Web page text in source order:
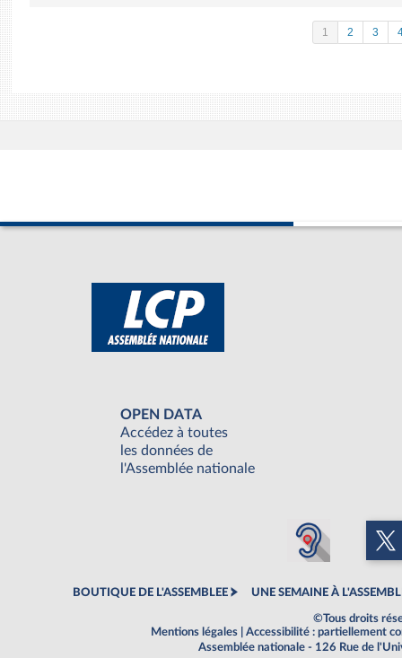
1 2 3
OPEN DATA
Accédez à toutes
les données de
l'Assemblée nationale
BOUTIQUE DE L'ASSEMBLEE UNE SEMAINE À
©Tous droits
Mentions légales
Accessibilité : partiellement
Assemblée nationale - 126 Rue de